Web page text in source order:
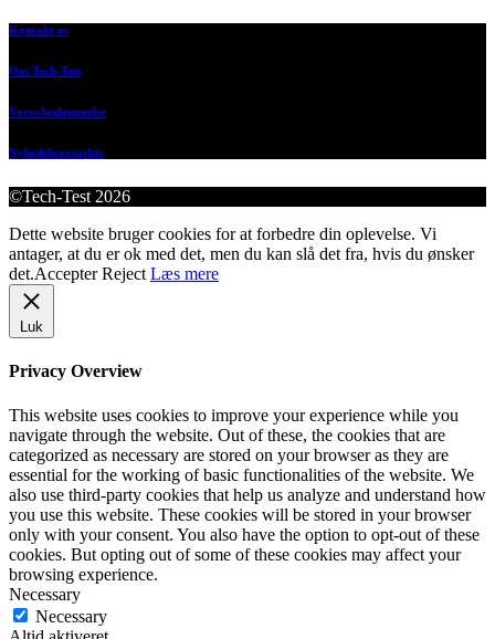
Kontakt os
Om Tech-Test
Vores bedømmelse
Nyhedsbrevsarkiv
©Tech-Test 2026
Dette website bruger cookies for at forbedre din oplevelse. Vi
antager, at du er ok med det, men du kan slå det fra, hvis du ønsker
det.Accepter Reject Læs mere
Luk
Privacy Overview
This website uses cookies to improve your experience while you
navigate through the website. Out of these, the cookies that are
categorized as necessary are stored on your browser as they are
essential for the working of basic functionalities of the website. We
also use third-party cookies that help us analyze and understand how
you use this website. These cookies will be stored in your browser
only with your consent. You also have the option to opt-out of these
cookies. But opting out of some of these cookies may affect your
browsing experience.
Necessary
Necessary